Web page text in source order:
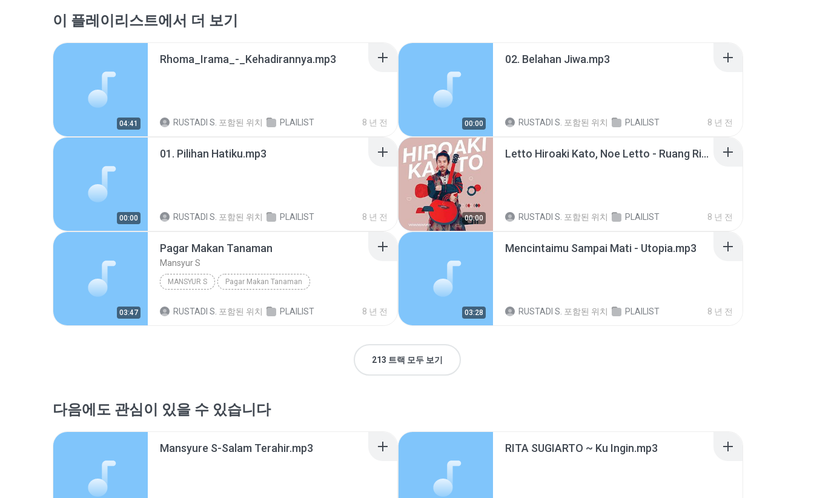
이 플레이리스트에서 더 보기
04:41
Rhoma_Irama_-_Kehadirannya.mp3
RUSTADI S. 포함된 위치 PLAILIST 8 년 전 00:00
02. Belahan Jiwa.mp3
RUSTADI S. 포함된 위치 PLAILIST 8 년 전
00:00
01. Pilihan Hatiku.mp3
RUSTADI S. 포함된 위치 PLAILIST 8 년 전 00:00
Letto Hiroaki Kato, Noe Letto - Ruang Rindu.mp3
RUSTADI S. 포함된 위치 PLAILIST 8 년 전
03:47
Pagar Makan Tanaman
Mansyur S
MANSYUR S Pagar Makan Tanaman
RUSTADI S. 포함된 위치 PLAILIST 8 년 전 03:28
Mencintaimu Sampai Mati - Utopia.mp3
RUSTADI S. 포함된 위치 PLAILIST 8 년 전
213 트랙 모두 보기
다음에도 관심이 있을 수 있습니다
Mansyure S-Salam Terahir.mp3 RITA SUGIARTO ~ Ku Ingin.mp3